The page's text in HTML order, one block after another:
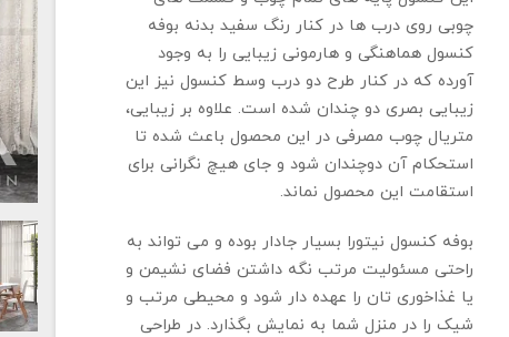
چوبی روی درب ها در کنار رنگ سفید بدنه بوفه
کنسول هماهنگی و هارمونی زیبایی را به وجود
آورده که در کنار طرح دو درب وسط کنسول نیز این
زیبایی بصری دو چندان شده است. علاوه بر زیبایی،
متریال چوب مصرفی در این محصول باعث شده تا
استحکام آن دوچندان شود و جای هیچ نگرانی برای
استقامت این محصول نماند.
بوفه کنسول نیتورا بسیار جادار بوده و می تواند به
راحتی مسئولیت مرتب نگه داشتن فضای نشیمن و
یا غذاخوری تان را عهده دار شود و محیطی مرتب و
شیک را در منزل شما به نمایش بگذارد. در طراحی